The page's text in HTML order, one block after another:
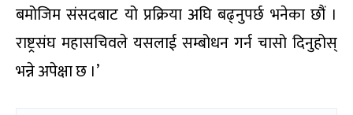
बमोजिम संसदबाट यो प्रक्रिया अघि बढ्नुपर्छ भनेका छौं ।
राष्ट्रसंघ महासचिवले यसलाई सम्बोधन गर्न चासो दिनुहोस्
भन्ने अपेक्षा छ ।’